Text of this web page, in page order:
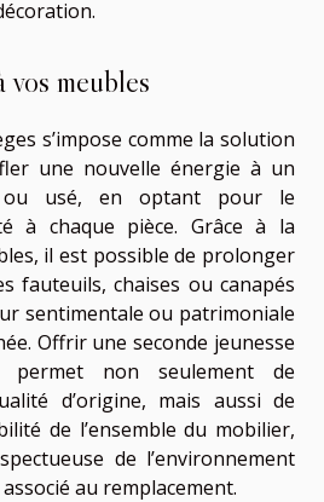
vos meubles
s’impose comme la solution
une nouvelle énergie à un
ou usé, en optant pour le
à chaque pièce. Grâce à la
il est possible de prolonger
fauteuils, chaises ou canapés
sentimentale ou patrimoniale
Offrir une seconde jeunesse
permet non seulement de
d’origine, mais aussi de
de l’ensemble du mobilier,
de l’environnement
au remplacement.